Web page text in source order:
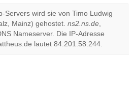
correctly.
Do you
own this
website?
OK
Servers wird sie von Timo Ludwig
Mainz) gehostet. ns2.ns.de,
Nameserver. Die IP-Adresse
lautet 84.201.58.244.